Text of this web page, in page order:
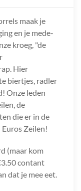
maak je
en je mede-
kroeg, "de
Hier
biertjes, radler
Onze leden
de
die er in de
Zeilen!
(maar kom
contant
dat je mee eet.